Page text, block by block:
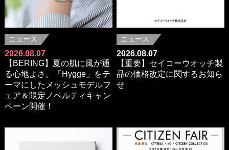
ニュース
2026.08.07
【BERING】夏の肌に風が通
る心地よさ。「Hygge」をテ
ーマにしたメッシュモデルフ
ェア＆限定ノベルティキャン
ペーン開催！
ニュース
2026.08.07
【重要】セイコーウオッチ製
品の価格改定に関するお知ら
せ